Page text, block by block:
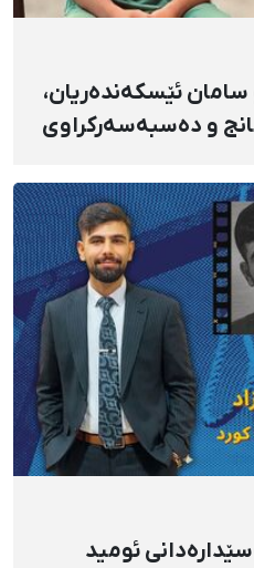
سامان ئێسکەندەریان،
و دەسبەسەرکراوی
ئومید